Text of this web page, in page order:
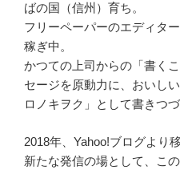
ばの国（信州）育ち。
フリーペーパーのエディタ
稼ぎ中。
かつての上司からの「書く
セージを原動力に、おいし
ロノキヲク」として書きつづ
2018年、Yahoo!ブログより移
新たな発信の場として、こ